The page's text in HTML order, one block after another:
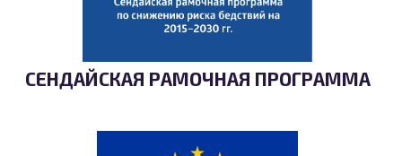
СЕНДАЙСКАЯ РАМОЧНАЯ ПРОГРАММА